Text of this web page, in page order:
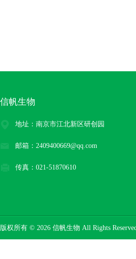
信帆生物
地址：南京市江北新区研创园
邮箱：2409400669@qq.com
传真：021-51870610
版权所有 © 2026 信帆生物 All Rights